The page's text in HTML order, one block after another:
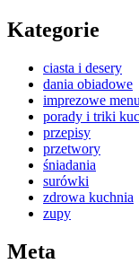
Kategorie
ciasta i desery
dania obiadowe
imprezowe menu
porady i triki
przepisy
przetwory
śniadania
surówki
zdrowa kuchnia
zupy
Meta